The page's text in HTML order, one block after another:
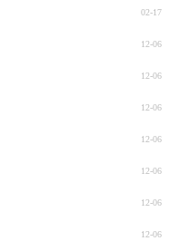
02-17
12-06
12-06
12-06
12-06
12-06
12-06
12-06